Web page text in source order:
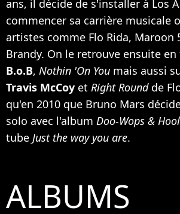
ans, il décide de s'installer à Los
commencer sa carrière musicale
artistes comme Flo Rida, Maroon
Brandy. On le retrouve ensuite
B.o.B, Nothin 'On You mais aussi
Travis McCoy et Right Round de
qu'en 2010 que Bruno Mars
solo avec l'album Doo-Wops &
tube Just the way you are.
ALBUMS